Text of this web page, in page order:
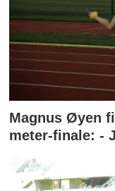
Magnus Øyen
meter-finale: -